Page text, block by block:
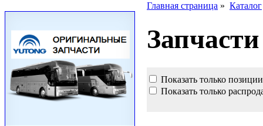
Главная страница » Каталог
Показать только
Показать только